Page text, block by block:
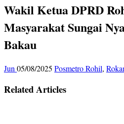
Wakil Ketua DPRD
Masyarakat Sungai
Bakau
Jun 05/08/2025 Posmetro Rohil,
Related Articles